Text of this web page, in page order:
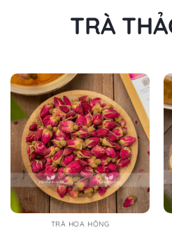
TRÀ
TRÀ HOA HỒNG